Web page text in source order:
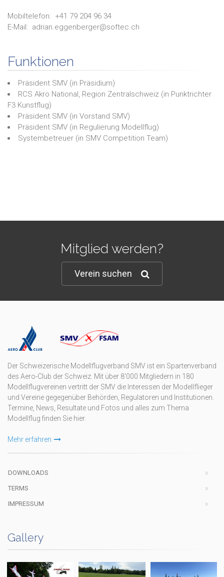
Mobiltelefon: +41 79 204 96 34
E-Mail: adrian.eggenberger@softec.ch
Funktionen
Präsident SMV (in Präsidium)
RCS Akro National, Region Zentralschweiz (in Punktrichter
F3 Kunstflug)
Präsident SMV (in Vorstand SMV)
Präsident SMV (in Regulierung Modellflug)
Systembetreuer (in SMV Competition Team)
Mitglied werden?
Verein suchen
Der Schweizerische Modellflugverband SMV ist ein Spartenverband
des Aero-Club der Schweiz. Mit über 8'000 Mitgliedern in 180
Modellflugvereinen vertritt der SMV die Interessen der Modellflieger
und Vereine gegegenüber Behörden, Regulatoren und Institutionen.
Termine, News, Resultate und Fotos und alles zum Thema
Modellflug finden Sie hier.
Mehr erfahren
DOWNLOADS
TERMS
IMPRESSUM
Gallery